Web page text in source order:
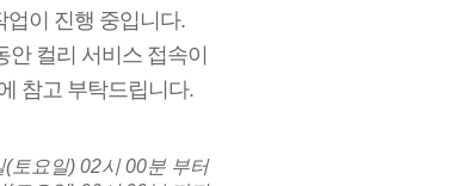
업이 진행 중입니다.
안 컬리 서비스 접속이
참고 부탁드립니다.
토요일) 02시 00분 부터